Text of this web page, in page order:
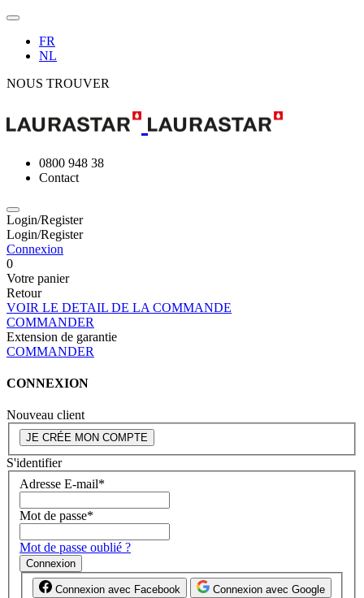
FR
NL
NOUS TROUVER
0800 948 38
Contact
Login/Register
Login/Register
Connexion
0
Votre panier
Retour
VOIR LE DETAIL DE LA COMMANDE
COMMANDER
Extension de garantie
COMMANDER
CONNEXION
Nouveau client
JE CRÉE MON COMPTE
S'identifier
Adresse E-mail*
Mot de passe*
Mot de passe oublié ?
Connexion
Connexion avec Facebook Connexion avec Google